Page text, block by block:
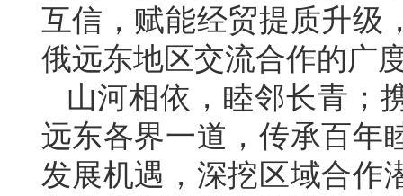
互信，赋能经贸提质升级
俄远东地区交流合作的广
山河相依，睦邻长青；
远东各界一道，传承百年
发展机遇，深挖区域合作